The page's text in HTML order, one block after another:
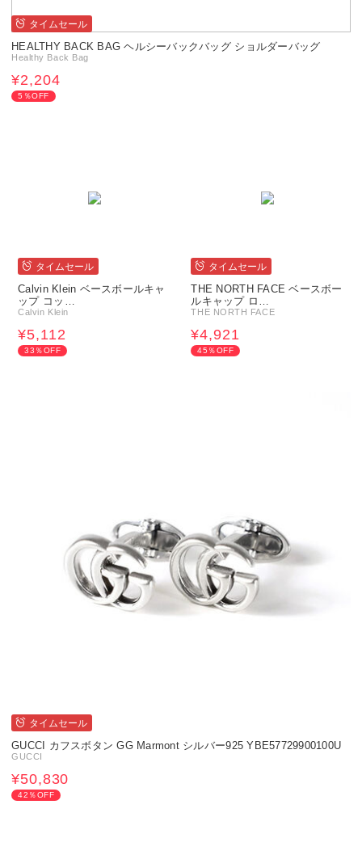
タイムセール
HEALTHY BACK BAG ヘルシーバックバッグ ショルダーバッグ
Healthy Back Bag
¥2,204
5％OFF
タイムセール
Calvin Klein ベースボールキャ
ップ コッ…
Calvin Klein
¥5,112
33％OFF
タイムセール
THE NORTH FACE ベースボー
ルキャップ ロ…
THE NORTH FACE
¥4,921
45％OFF
タイムセール
GUCCI カフスボタン GG Marmont シルバー925 YBE57729900100U
GUCCI
¥50,830
42％OFF